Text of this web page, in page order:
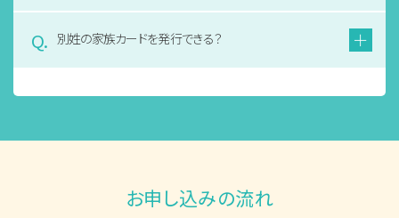
別姓の家族カードを発行できる？
お申し込みの流れ